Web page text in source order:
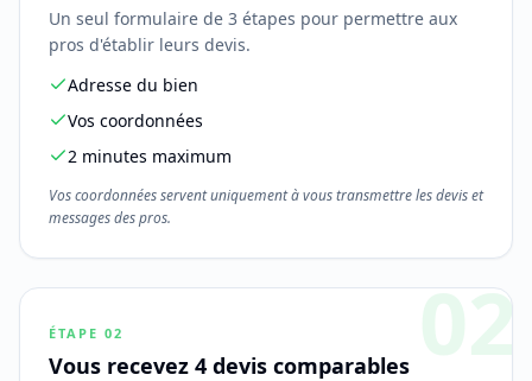
Un seul formulaire de 3 étapes pour permettre aux
pros d'établir leurs devis.
Adresse du bien
Vos coordonnées
2 minutes maximum
Vos coordonnées servent uniquement à vous transmettre les devis et
messages des pros.
02
ÉTAPE 02
Vous recevez 4 devis comparables